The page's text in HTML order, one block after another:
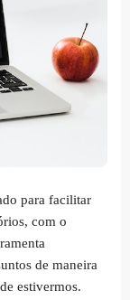
para facilitar
com o
de maneira
estivermos.